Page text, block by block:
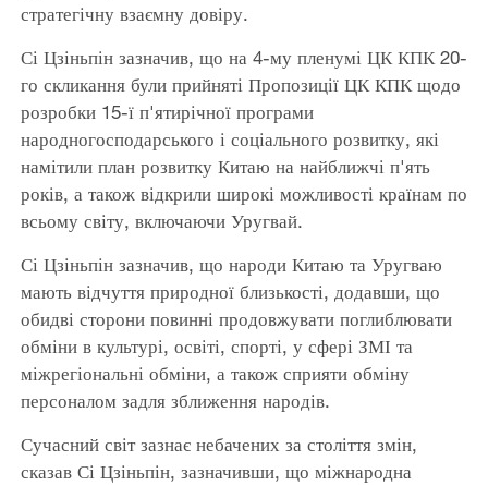
стратегічну взаємну довіру.
Сі Цзіньпін зазначив, що на 4-му пленумі ЦК КПК 20-
го скликання були прийняті Пропозиції ЦК КПК щодо
розробки 15-ї п'ятирічної програми
народногосподарського і соціального розвитку, які
намітили план розвитку Китаю на найближчі п'ять
років, а також відкрили широкі можливості країнам по
всьому світу, включаючи Уругвай.
Сі Цзіньпін зазначив, що народи Китаю та Уругваю
мають відчуття природної близькості, додавши, що
обидві сторони повинні продовжувати поглиблювати
обміни в культурі, освіті, спорті, у сфері ЗМІ та
міжрегіональні обміни, а також сприяти обміну
персоналом задля зближення народів.
Сучасний світ зазнає небачених за століття змін,
сказав Сі Цзіньпін, зазначивши, що міжнародна